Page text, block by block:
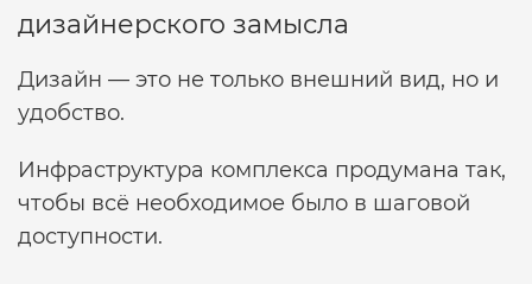
дизайнерского замысла
Дизайн — это не только внешний вид, но и
удобство.
Инфраструктура комплекса продумана так,
чтобы всё необходимое было в шаговой
доступности.